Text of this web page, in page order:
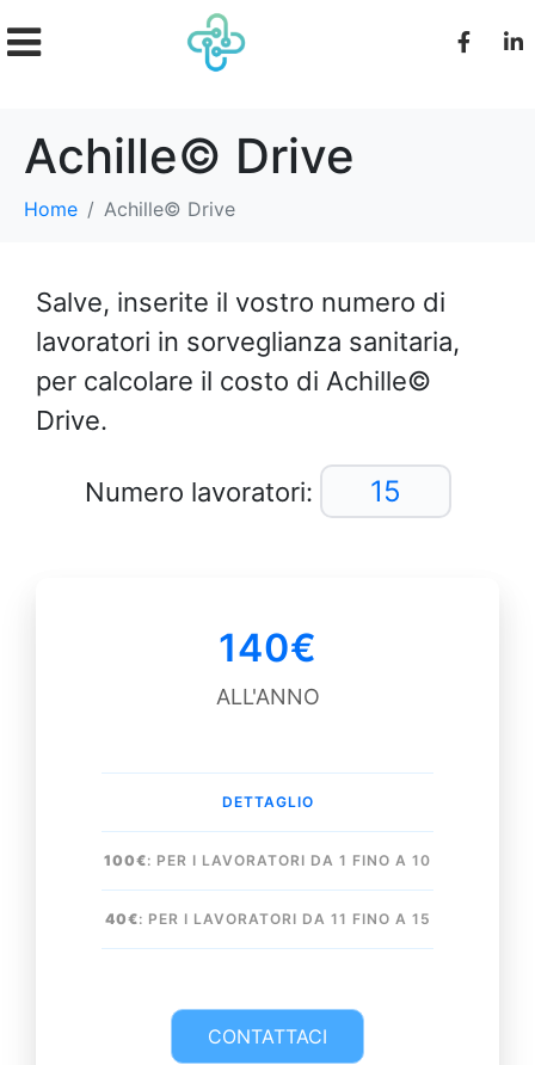
Achille© Drive
Home Achille© Drive
Salve, inserite il vostro numero di
lavoratori in sorveglianza sanitaria,
per calcolare il costo di Achille©
Drive.
Numero lavoratori:
140€
ALL'ANNO
DETTAGLIO
100€: PER I LAVORATORI DA 1 FINO A 10
40€: PER I LAVORATORI DA 11 FINO A 15
CONTATTACI